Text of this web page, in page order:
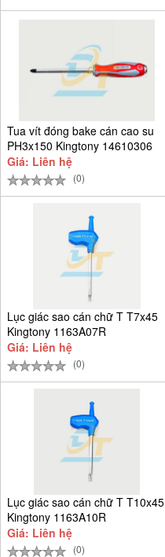
Tua vít đóng bake cán cao su
PH3x150 Kingtony 14610306
Giá: Liên hệ
(0)
Lục giác sao cán chữ T T7x45
Kingtony 1163A07R
Giá: Liên hệ
(0)
Lục giác sao cán chữ T T10x45
Kingtony 1163A10R
Giá: Liên hệ
(0)